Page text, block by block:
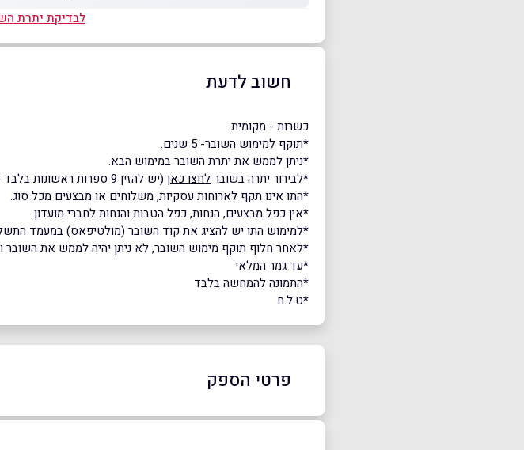
לבדיקת יתרת
חשוב לדעת
כשרות - מקומית
*תוקף למימוש השובר- 5 שנים.
*ניתן לממש את יתרת השובר במימוש הבא.
*לבירור יתרה בשוברלחצו כאן (יש להזין 9 ספרות ראשונות בלבד של הקוד)
*התו אינו תקף לארוחות עסקיות, משלוחים או מבצעים מכל סוג.
*אין כפל מבצעים, הנחות, כפל הטבות והנחות לחברי מועדון.
*למימוש התו יש להציג את קוד השובר (מולטיפאס) במעמד
*לאחר חלוף תוקף מימוש השובר, לא ניתן יהיה לממש את השובר
*עד גמר המלאי
*התמונה להמחשה בלבד
*ט.ל.ח
פרטי הספק
052-4324321